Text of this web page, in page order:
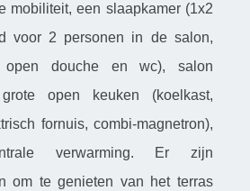
mobiliteit, een slaapkamer (1x2
voor 2 personen in de salon,
open douche en wc), salon
open keuken (koelkast,
fornuis, combi-magnetron),
verwarming. Er zijn
om te genieten van het terras